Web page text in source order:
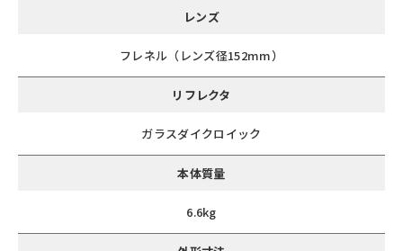
レンズ
フレネル（レンズ径152mm）
リフレクタ
ガラスダイクロイック
本体質量
6.6kg